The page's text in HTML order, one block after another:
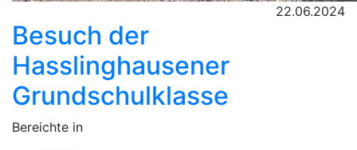
22.06.2024
Besuch der
Hasslinghausener
Grundschulklasse
Bereichte in